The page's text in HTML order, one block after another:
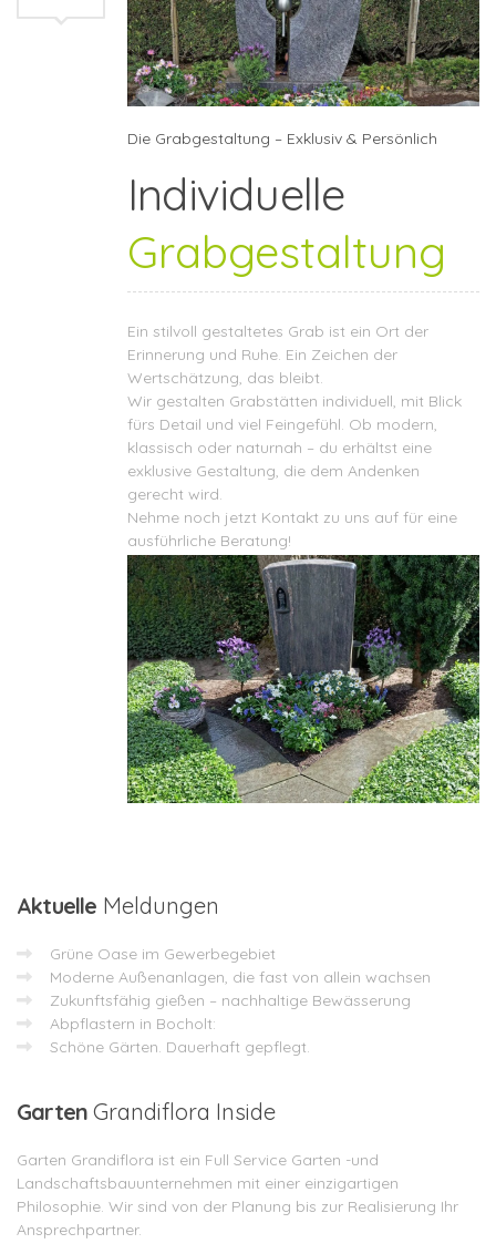
Die Grabgestaltung – Exklusiv & Persönlich
Individuelle
Grabgestaltung
Ein stilvoll gestaltetes Grab ist ein Ort der
Erinnerung und Ruhe. Ein Zeichen der
Wertschätzung, das bleibt.
Wir gestalten Grabstätten individuell, mit Blick
fürs Detail und viel Feingefühl. Ob modern,
klassisch oder naturnah – du erhältst eine
exklusive Gestaltung, die dem Andenken
gerecht wird.
Nehme noch jetzt Kontakt zu uns auf für eine
ausführliche Beratung!
Aktuelle Meldungen
Grüne Oase im Gewerbegebiet
Moderne Außenanlagen, die fast von allein wachsen
Zukunftsfähig gießen – nachhaltige Bewässerung
Abpflastern in Bocholt:
Schöne Gärten. Dauerhaft gepflegt.
Garten Grandiflora Inside
Garten Grandiflora ist ein Full Service Garten -und
Landschaftsbauunternehmen mit einer einzigartigen
Philosophie. Wir sind von der Planung bis zur Realisierung Ihr
Ansprechpartner.